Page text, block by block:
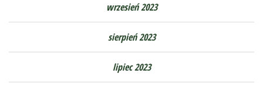
wrzesień 2023
sierpień 2023
lipiec 2023